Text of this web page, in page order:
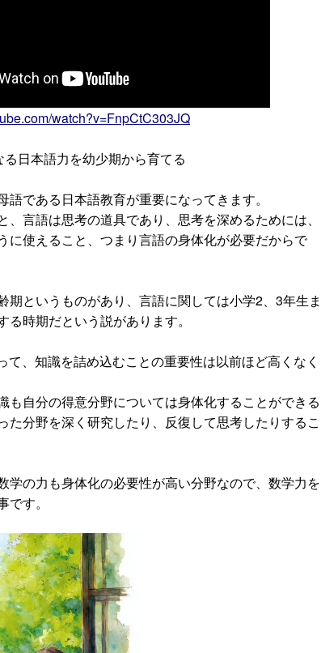
watch?v=FnpCtC303JQ
日本語力を幼少期から育てる
である日本語教育が重要になってきます。
言語は思考の道具であり、思考を深めるためには、
に使えること、つまり言語の身体化が必要だからで
期というものがあり、言語に関しては小学2、3年生ま
る時期だという説があります。
、知識を詰め込むことの重要性は以前ほど高くなく
も自分の得意分野については身体化することができる
た分野を深く研究したり、反復して思考したりするこ
学の力も身体化の必要性が高い分野なので、数学力を
す。